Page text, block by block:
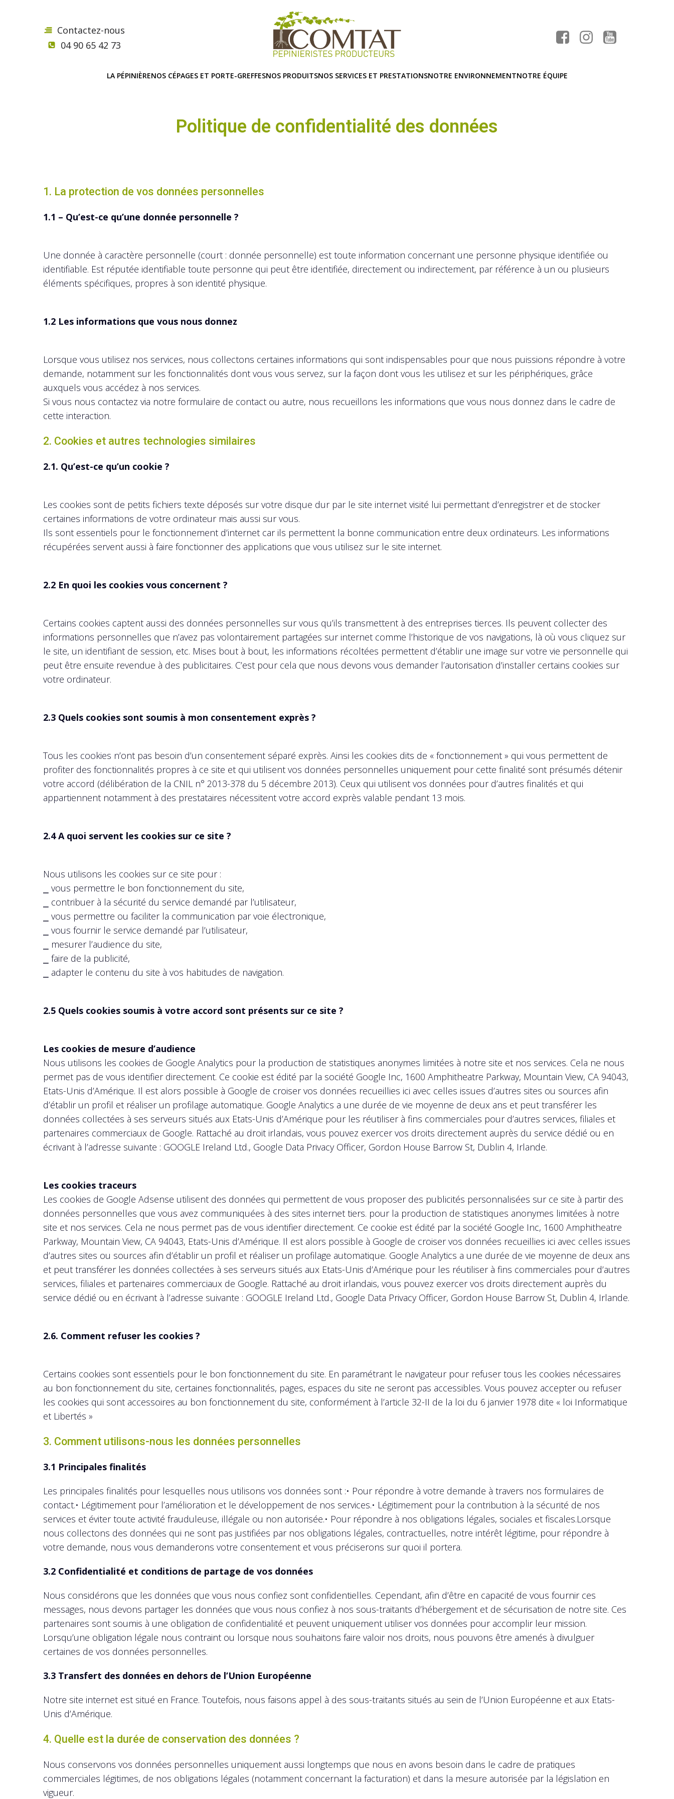
Contactez-nous
04 90 65 42 73
LA PÉPINIÈRENOS CÉPAGES ET PORTE-GREFFESNOS PRODUITSNOS SERVICES ET PRESTATIONSNOTRE ENVIRONNEMENTNOTRE ÉQUIPE
Politique de confidentialité des données
1. La protection de vos données personnelles
1.1 – Qu’est-ce qu’une donnée personnelle ?
Une donnée à caractère personnelle (court : donnée personnelle) est toute information concernant une personne physique identifiée ou
identifiable. Est réputée identifiable toute personne qui peut être identifiée, directement ou indirectement, par référence à un ou plusieurs
éléments spécifiques, propres à son identité physique.
1.2 Les informations que vous nous donnez
Lorsque vous utilisez nos services, nous collectons certaines informations qui sont indispensables pour que nous puissions répondre à votre
demande, notamment sur les fonctionnalités dont vous vous servez, sur la façon dont vous les utilisez et sur les périphériques, grâce
auxquels vous accédez à nos services.
Si vous nous contactez via notre formulaire de contact ou autre, nous recueillons les informations que vous nous donnez dans le cadre de
cette interaction.
2. Cookies et autres technologies similaires
2.1. Qu’est-ce qu’un cookie ?
Les cookies sont de petits fichiers texte déposés sur votre disque dur par le site internet visité lui permettant d’enregistrer et de stocker
certaines informations de votre ordinateur mais aussi sur vous.
Ils sont essentiels pour le fonctionnement d’internet car ils permettent la bonne communication entre deux ordinateurs. Les informations
récupérées servent aussi à faire fonctionner des applications que vous utilisez sur le site internet.
2.2 En quoi les cookies vous concernent ?
Certains cookies captent aussi des données personnelles sur vous qu’ils transmettent à des entreprises tierces. Ils peuvent collecter des
informations personnelles que n’avez pas volontairement partagées sur internet comme l’historique de vos navigations, là où vous cliquez sur
le site, un identifiant de session, etc. Mises bout à bout, les informations récoltées permettent d’établir une image sur votre vie personnelle qui
peut être ensuite revendue à des publicitaires. C’est pour cela que nous devons vous demander l’autorisation d’installer certains cookies sur
votre ordinateur.
2.3 Quels cookies sont soumis à mon consentement exprès ?
Tous les cookies n’ont pas besoin d’un consentement séparé exprès. Ainsi les cookies dits de « fonctionnement » qui vous permettent de
profiter des fonctionnalités propres à ce site et qui utilisent vos données personnelles uniquement pour cette finalité sont présumés détenir
votre accord (délibération de la CNIL n° 2013-378 du 5 décembre 2013). Ceux qui utilisent vos données pour d’autres finalités et qui
appartiennent notamment à des prestataires nécessitent votre accord exprès valable pendant 13 mois.
2.4 A quoi servent les cookies sur ce site ?
Nous utilisons les cookies sur ce site pour :
⎯ vous permettre le bon fonctionnement du site,
⎯ contribuer à la sécurité du service demandé par l’utilisateur,
⎯ vous permettre ou faciliter la communication par voie électronique,
⎯ vous fournir le service demandé par l’utilisateur,
⎯ mesurer l’audience du site,
⎯ faire de la publicité,
⎯ adapter le contenu du site à vos habitudes de navigation.
2.5 Quels cookies soumis à votre accord sont présents sur ce site ?
Les cookies de mesure d’audience
Nous utilisons les cookies de Google Analytics pour la production de statistiques anonymes limitées à notre site et nos services. Cela ne nous
permet pas de vous identifier directement. Ce cookie est édité par la société Google Inc, 1600 Amphitheatre Parkway, Mountain View, CA 94043,
Etats-Unis d’Amérique. Il est alors possible à Google de croiser vos données recueillies ici avec celles issues d’autres sites ou sources afin
d’établir un profil et réaliser un profilage automatique. Google Analytics a une durée de vie moyenne de deux ans et peut transférer les
données collectées à ses serveurs situés aux Etats-Unis d’Amérique pour les réutiliser à fins commerciales pour d’autres services, filiales et
partenaires commerciaux de Google. Rattaché au droit irlandais, vous pouvez exercer vos droits directement auprès du service dédié ou en
écrivant à l’adresse suivante : GOOGLE Ireland Ltd., Google Data Privacy Officer, Gordon House Barrow St, Dublin 4, Irlande.
Les cookies traceurs
Les cookies de Google Adsense utilisent des données qui permettent de vous proposer des publicités personnalisées sur ce site à partir des
données personnelles que vous avez communiquées à des sites internet tiers. pour la production de statistiques anonymes limitées à notre
site et nos services. Cela ne nous permet pas de vous identifier directement. Ce cookie est édité par la société Google Inc, 1600 Amphitheatre
Parkway, Mountain View, CA 94043, Etats-Unis d’Amérique. Il est alors possible à Google de croiser vos données recueillies ici avec celles issues
d’autres sites ou sources afin d’établir un profil et réaliser un profilage automatique. Google Analytics a une durée de vie moyenne de deux ans
et peut transférer les données collectées à ses serveurs situés aux Etats-Unis d’Amérique pour les réutiliser à fins commerciales pour d’autres
services, filiales et partenaires commerciaux de Google. Rattaché au droit irlandais, vous pouvez exercer vos droits directement auprès du
service dédié ou en écrivant à l’adresse suivante : GOOGLE Ireland Ltd., Google Data Privacy Officer, Gordon House Barrow St, Dublin 4, Irlande.
2.6. Comment refuser les cookies ?
Certains cookies sont essentiels pour le bon fonctionnement du site. En paramétrant le navigateur pour refuser tous les cookies nécessaires
au bon fonctionnement du site, certaines fonctionnalités, pages, espaces du site ne seront pas accessibles. Vous pouvez accepter ou refuser
les cookies qui sont accessoires au bon fonctionnement du site, conformément à l’article 32-II de la loi du 6 janvier 1978 dite « loi Informatique
et Libertés »
3. Comment utilisons-nous les données personnelles
3.1 Principales finalités
Les principales finalités pour lesquelles nous utilisons vos données sont :• Pour répondre à votre demande à travers nos formulaires de
contact.• Légitimement pour l’amélioration et le développement de nos services.• Légitimement pour la contribution à la sécurité de nos
services et éviter toute activité frauduleuse, illégale ou non autorisée.• Pour répondre à nos obligations légales, sociales et fiscales.Lorsque
nous collectons des données qui ne sont pas justifiées par nos obligations légales, contractuelles, notre intérêt légitime, pour répondre à
votre demande, nous vous demanderons votre consentement et vous préciserons sur quoi il portera.
3.2 Confidentialité et conditions de partage de vos données
Nous considérons que les données que vous nous confiez sont confidentielles. Cependant, afin d’être en capacité de vous fournir ces
messages, nous devons partager les données que vous nous confiez à nos sous-traitants d’hébergement et de sécurisation de notre site. Ces
partenaires sont soumis à une obligation de confidentialité et peuvent uniquement utiliser vos données pour accomplir leur mission.
Lorsqu’une obligation légale nous contraint ou lorsque nous souhaitons faire valoir nos droits, nous pouvons être amenés à divulguer
certaines de vos données personnelles.
3.3 Transfert des données en dehors de l’Union Européenne
Notre site internet est situé en France. Toutefois, nous faisons appel à des sous-traitants situés au sein de l’Union Européenne et aux Etats-
Unis d’Amérique.
4. Quelle est la durée de conservation des données ?
Nous conservons vos données personnelles uniquement aussi longtemps que nous en avons besoin dans le cadre de pratiques
commerciales légitimes, de nos obligations légales (notamment concernant la facturation) et dans la mesure autorisée par la législation en
vigueur.